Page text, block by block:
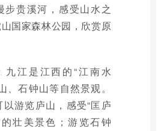
步贵溪河，感受山水之
国家森林公园，欣赏原
九江是江西的“江南水
、石钟山等自然景观。
游览庐山，感受“匡庐
壮美景色；游览石钟